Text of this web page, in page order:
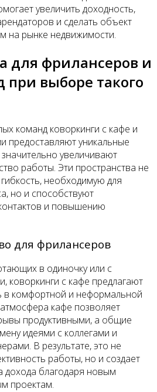
увеличить доходность,
и сделать объект
на рынке недвижимости.
для фрилансеров и
выборе такого
команд коворкинги с кафе и
предоставляют уникальные
увеличивают
работы. Эти пространства не
необходимую для
но и способствуют
и повышению
для фрилансеров
в одиночку или с
коворкинги с кафе предлагают
в комфортной и неформальной
кафе позволяет
продуктивными, а общие
идеями с коллегами и
В результате, это не
работы, но и создает
дохода благодаря новым
проектам.